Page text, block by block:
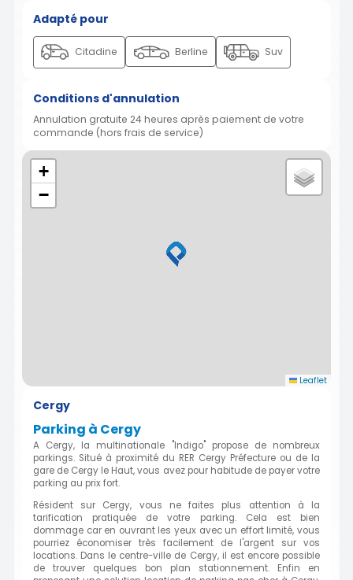
Adapté pour
Citadine Berline Suv
Conditions d'annulation
Annulation gratuite 24 heures après paiement de votre
commande (hors frais de service)
+
−
Leaflet
Cergy
Parking à Cergy
A Cergy, la multinationale "Indigo" propose de nombreux
parkings. Situé à proximité du RER Cergy Préfecture ou de la
gare de Cergy le Haut, vous avez pour habitude de payer votre
parking au prix fort.
Résident sur Cergy, vous ne faites plus attention à la
tarification pratiquée de votre parking. Cela est bien
dommage car en ouvrant les yeux avec un effort limité, vous
pourriez économiser très facilement de l'argent sur vos
locations. Dans le centre-ville de Cergy, il est encore possible
de trouver quelques bon plan stationnement. Enfin en